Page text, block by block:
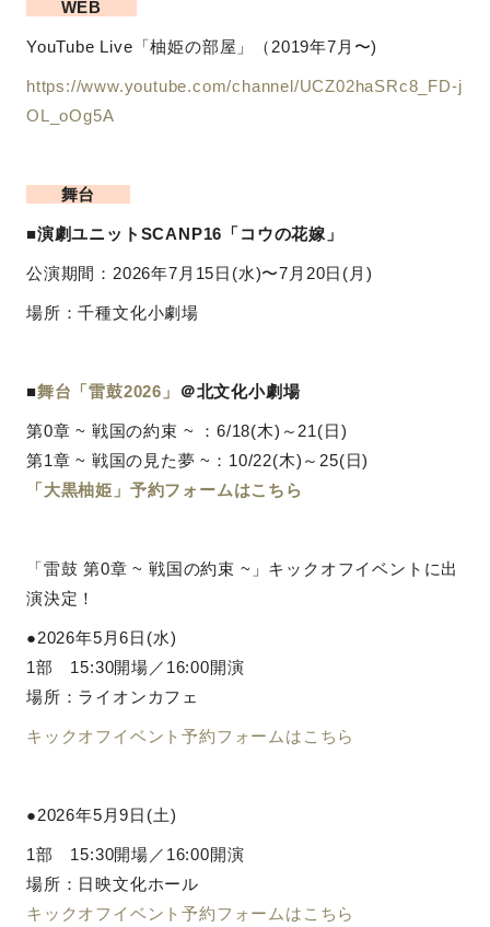
WEB
YouTube Live「柚姫の部屋」（2019年7月〜)
https://www.youtube.com/channel/UCZ02haSRc8_FD-j
OL_oOg5A
舞台
■演劇ユニットSCANP16「コウの花嫁」
公演期間：2026年7月15日(水)〜7月20日(月)
場所：千種文化小劇場
■舞台「雷鼓2026」 ＠北文化小劇場
第0章 ~ 戦国の約束 ~ ：6/18(木)～21(日)
第1章 ~ 戦国の見た夢 ~：10/22(木)～25(日)
「大黒柚姫」予約フォームはこちら
「雷鼓 第0章 ~ 戦国の約束 ~」キックオフイベントに出
演決定！
●2026年5月6日(水)
1部 15:30開場／16:00開演
場所：ライオンカフェ
キックオフイベント予約フォームはこちら
●2026年5月9日(土)
1部 15:30開場／16:00開演
場所：日映文化ホール
キックオフイベント予約フォームはこちら